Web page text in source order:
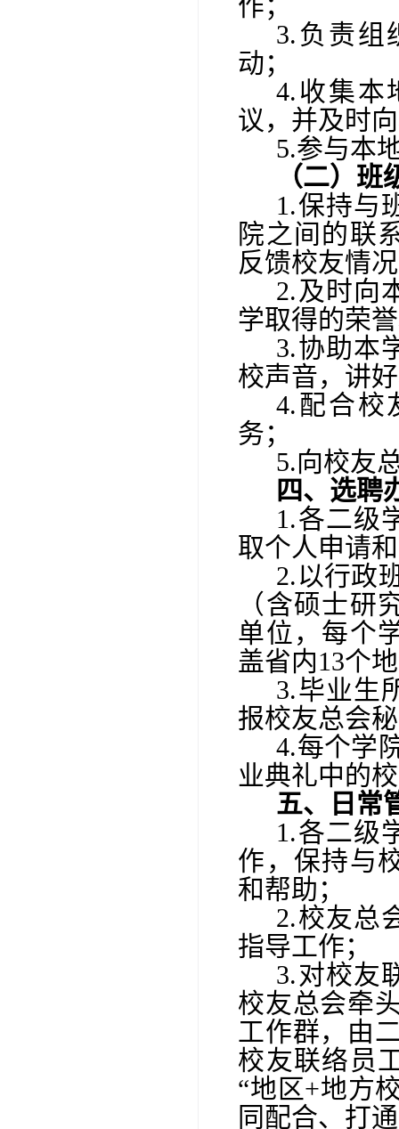
3.负责组
动；
4.收集本
议，并及时向
5.参与本
（二） 班
1.保持与
院之间的联
反馈校友情
2.及时向
学取得的荣
3.协助本
校声音，讲
4.配合校
务；
5.向校友
四、选聘
1.各二级
取个人申请
2.以行政
（含硕士研
单位， 每个
盖省内13个
3.毕业生
报校友总会
4.每个学
业典礼中的
五、
日常
1.各二级
作，保持与
和帮助；
2.校友总
指导工作；
3.对校友
校友总会牵
工作群，由
校友联络员
“地区+地方
同配合、打